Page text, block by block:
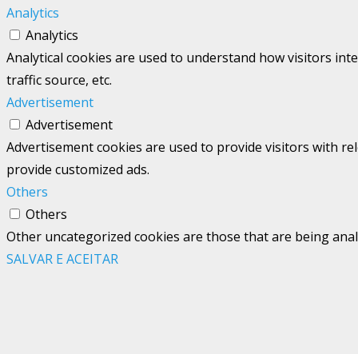
Analytics
Analytics
Analytical cookies are used to understand how visitors
traffic source, etc.
Advertisement
Advertisement
Advertisement cookies are used to provide visitors with
provide customized ads.
Others
Others
Other uncategorized cookies are those that are being
SALVAR E ACEITAR